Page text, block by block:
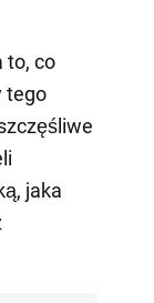
to, co
tego
jaka